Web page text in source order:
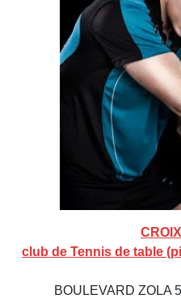
club de Tennis de table
BOULEVARD ZOLA